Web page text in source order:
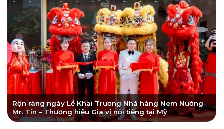
Rộn ràng ngày Lễ Khai Trương Nhà hàng Nem Nướng
Mr. Tín – Thương hiệu Gia vị nổi tiếng tại Mỹ